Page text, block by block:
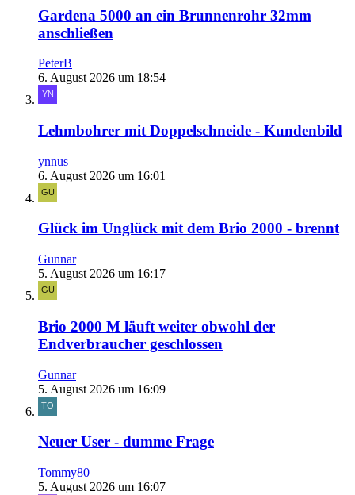
Gardena 5000 an ein Brunnenrohr 32mm
anschließen
PeterB
6. August 2026 um 18:54
Lehmbohrer mit Doppelschneide - Kundenbild
ynnus
6. August 2026 um 16:01
Glück im Unglück mit dem Brio 2000 - brennt
Gunnar
5. August 2026 um 16:17
Brio 2000 M läuft weiter obwohl der
Endverbraucher geschlossen
Gunnar
5. August 2026 um 16:09
Neuer User - dumme Frage
Tommy80
5. August 2026 um 16:07